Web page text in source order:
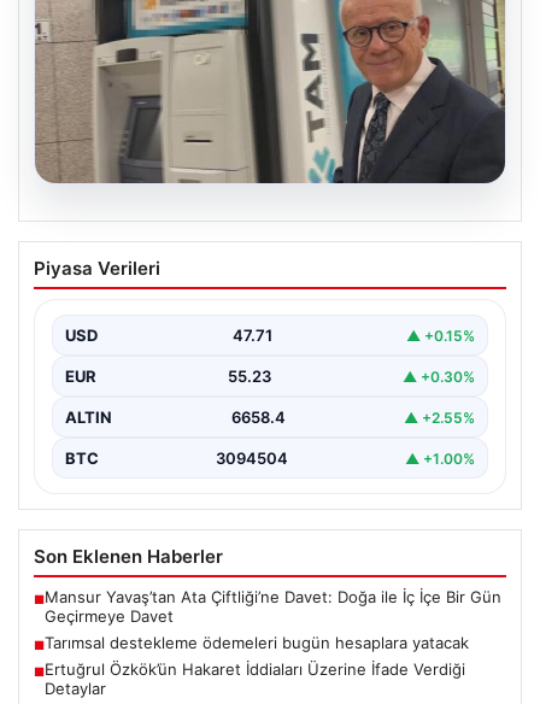
06.08.2026
Ertuğrul Özkök’ün Hakaret İddiaları
Üzerine İfade Verdiği Detaylar
hakaret' suçlamasıyla yürütülen soruşturma
kapsamında alınan ifadesinde, bu tür…
Piyasa Verileri
USD 47.71 ▲ +0.15%
EUR 55.23 ▲ +0.30%
ALTIN 6658.4 ▲ +2.55%
BTC 3094504 ▲ +1.00%
Son Eklenen Haberler
■Mansur Yavaş’tan Ata Çiftliği’ne Davet: Doğa ile İç İçe Bir Gün
Geçirmeye Davet
■Tarımsal destekleme ödemeleri bugün hesaplara yatacak
■Ertuğrul Özkök’ün Hakaret İddiaları Üzerine İfade Verdiği
Detaylar